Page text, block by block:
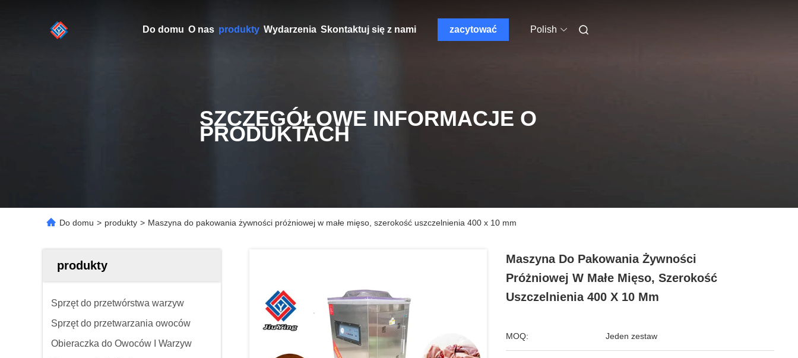
Do domu O nas produkty Wydarzenia Skontaktuj się z nami zacytować Polish
SZCZEGÓŁOWE INFORMACJE O
PRODUKTACH
Do domu > produkty > Maszyna do pakowania żywności próżniowej w małe mięso, szerokość uszczelnienia 400 x 10 mm
produkty
Sprzęt do przetwórstwa warzyw
Sprzęt do przetwarzania owoców
Obieraczka do Owoców I Warzyw
Maszyna Do Pakowania Żywności
Próżniowej W Małe Mięso, Szerokość
Uszczelnienia 400 X 10 Mm
MOQ: Jeden zestaw